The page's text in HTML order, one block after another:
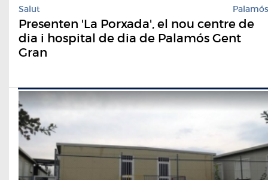
Salut Palamós
Presenten 'La Porxada', el nou centre de
dia i hospital de dia de Palamós Gent
Gran